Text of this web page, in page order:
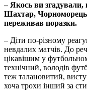
– Якось ви
Шахтар,
переживав поразки.
– Діти по-різному
невдалих матчів. До
цікавішим у
технічний, володів
теж талановитий,
хоча трохи інший за